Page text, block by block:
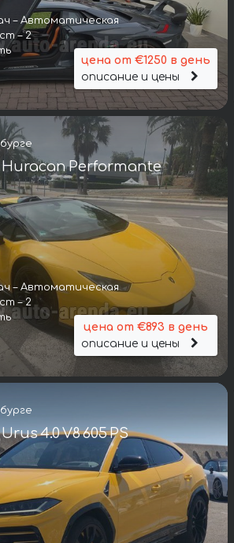
– Автоматическая
– 2
цена от €1250 в день
описание и цены
Performante
– Автоматическая
– 2
цена от €893 в день
описание и цены
4.0 V8 605 PS